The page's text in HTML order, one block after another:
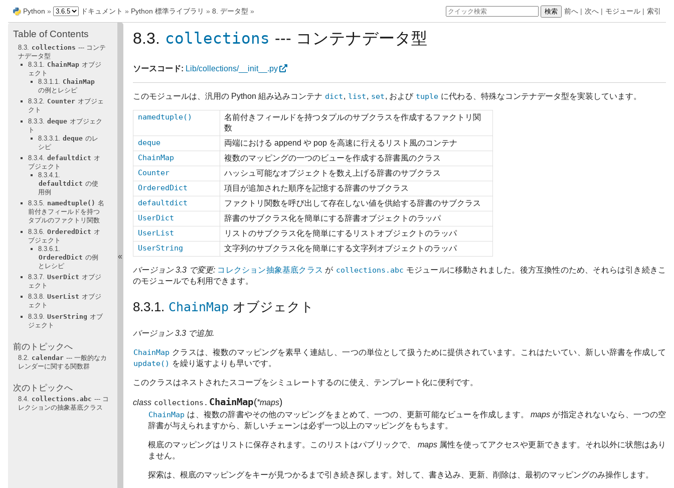
索引
モジュール |
次へ |
前へ |
Python » ドキュメント » Python 標準ライブラリ » 8. データ型 »
8.3. collections --- コンテナデータ型
ソースコード: Lib/collections/__init__.py
このモジュールは、汎用の Python 組み込みコンテナ dict, list, set, および tuple に代わる、特殊なコンテナデータ型を実装しています。
namedtuple()
名前付きフィールドを持つタプルのサブクラスを作成するファクトリ関
数
deque 両端における append や pop を高速に行えるリスト風のコンテナ
ChainMap 複数のマッピングの一つのビューを作成する辞書風のクラス
Counter ハッシュ可能なオブジェクトを数え上げる辞書のサブクラス
OrderedDict 項目が追加された順序を記憶する辞書のサブクラス
defaultdict ファクトリ関数を呼び出して存在しない値を供給する辞書のサブクラス
UserDict 辞書のサブクラス化を簡単にする辞書オブジェクトのラッパ
UserList リストのサブクラス化を簡単にするリストオブジェクトのラッパ
UserString 文字列のサブクラス化を簡単にする文字列オブジェクトのラッパ
バージョン 3.3 で変更: コレクション抽象基底クラス が collections.abc モジュールに移動されました。後方互換性のため、それらは引き続きこ
のモジュールでも利用できます。
8.3.1. ChainMap オブジェクト
バージョン 3.3 で追加.
ChainMap クラスは、複数のマッピングを素早く連結し、一つの単位として扱うために提供されています。これはたいてい、新しい辞書を作成して
update() を繰り返すよりも早いです。
このクラスはネストされたスコープをシミュレートするのに使え、テンプレート化に便利です。
class collections. ChainMap(*maps)
ChainMap は、複数の辞書やその他のマッピングをまとめて、一つの、更新可能なビューを作成します。maps が指定されないなら、一つの空
辞書が与えられますから、新しいチェーンは必ず一つ以上のマッピングをもちます。
根底のマッピングはリストに保存されます。このリストはパブリックで、 maps属性を使ってアクセスや更新できます。それ以外に状態はあり
ません。
探索は、根底のマッピングをキーが見つかるまで引き続き探します。対して、書き込み、更新、削除は、最初のマッピングのみ操作します。
Table of Contents
8.3. collections --- コンテ
ナデータ型
8.3.1. ChainMap オブジ
ェクト
8.3.1.1. ChainMap
の例とレシピ
8.3.2. Counter オブジェ
クト
8.3.3. deque オブジェク
ト
8.3.3.1. deque のレ
シピ
8.3.4. defaultdict オ
ブジェクト
8.3.4.1.
defaultdict の使
用例
8.3.5. namedtuple() 名
前付きフィールドを持つ
タプルのファクトリ関数
8.3.6. OrderedDict オ
ブジェクト
8.3.6.1.
OrderedDict の例
とレシピ
8.3.7. UserDict オブジ
ェクト
8.3.8. UserList オブジ
ェクト
8.3.9. UserString オブ
ジェクト
前のトピックへ
8.2. calendar --- 一般的なカ
レンダーに関する関数群
次のトピックへ
8.4. collections.abc --- コ
レクションの抽象基底クラス
«